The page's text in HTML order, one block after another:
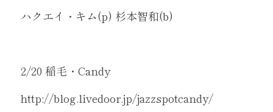
ハクエイ・キム(p) 杉本智和(b)
2/20 稲毛・Candy
http://blog.livedoor.jp/jazzspotcandy/